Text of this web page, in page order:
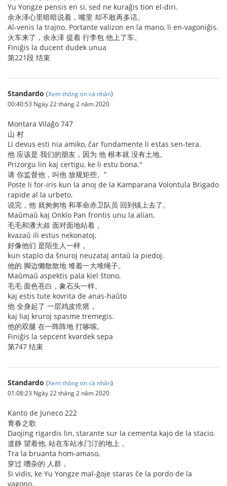
Yu Yongze pensis en si, sed ne kuraĝis tion el-diri.
余永泽心里暗暗说着，嘴里 却不敢再多话。
Al-venis la trajno. Portante valizon en la mano, li en-vagoniĝis.
火车来了，余永泽 提着 行李包 他上了车。
Finiĝis la ducent dudek unua
第221段 结束
Standardo (Xem thông tin cá nhân)
00:40:53 Ngày 22 tháng 2 năm 2020
Montara Vilaĝo 747
山 村
Li devus esti nia amiko, ĉar fundamente li estas sen-tera.
他 应该是 我们的朋友，因为 他 根本就 没有土地。
Prizorgu lin kaj certigu, ke li estu bona."
请 你监督他，叫他 放规矩些。”
Poste li for-iris kun la anoj de la Kamparana Volontula Brigado
rapide al la urbeto.
说完，他 就匆匆地 和革命赤卫队员 回到镇上去了。
Maŭmaŭ kaj Onklo Pan frontis unu la alian,
毛毛和潘大叔 面对面地站着，
kvazaŭ ili estus nekonatoj,
好像他们 是陌生人一样，
kun staplo da ŝnuroj neuzataj antaŭ la piedoj.
他的 脚边懒散散地 堆着一大堆绳子。
Maŭmaŭ aspektis pala kiel ŝtono,
毛毛 面色苍白，象石头一样。
kaj estis tute kovrita de anas-haŭto
他 全身起了 一层鸡皮疙瘩，
kaj liaj kruroj spasme tremegis.
他的双腿 在一阵阵地 打哆嗦。
Finiĝis la sepcent kvardek sepa
第747 结束
Standardo (Xem thông tin cá nhân)
01:08:23 Ngày 22 tháng 2 năm 2020
Kanto de Juneco 222
青春之歌
Daojing rigardis lin, starante sur la cementa kajo de la stacio.
道静 望着他, 站在车站水门汀的地上 。
Tra la bruanta hom-amaso,
穿过 嘈杂的 人群，
ŝi vidis, ke Yu Yongze mal-ĝoje staras ĉe la pordo de la
vagono,